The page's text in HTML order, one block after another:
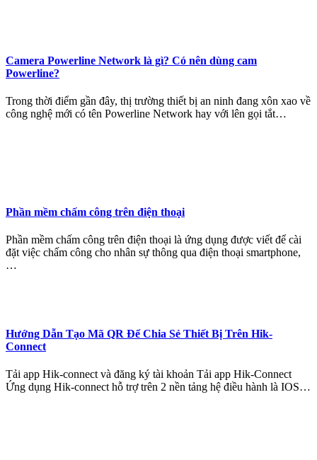
Camera Powerline Network là gì? Có nên dùng cam
Powerline?
Trong thời điểm gần đây, thị trường thiết bị an ninh đang xôn xao về
công nghệ mới có tên Powerline Network hay với lên gọi tắt…
Phần mềm chấm công trên điện thoại
Phần mềm chấm công trên điện thoại là ứng dụng được viết để cài
đặt việc chấm công cho nhân sự thông qua điện thoại smartphone,
…
Hướng Dẫn Tạo Mã QR Để Chia Sẻ Thiết Bị Trên Hik-
Connect
Tải app Hik-connect và đăng ký tài khoản Tải app Hik-Connect
Ứng dụng Hik-connect hỗ trợ trên 2 nền tảng hệ điều hành là IOS…